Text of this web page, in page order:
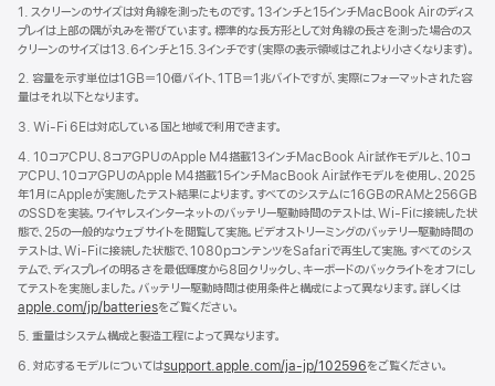
ン
ド
ウ
開
き
ま
1. スクリーンのサイズは対角線を測ったものです。13インチと15インチMacBook Airのディス
プレイは上部の隅が丸みを帯びています。標準的な長方形として対角線の長さを測った場合のス
クリーンのサイズは13.6インチと15.3インチです（実際の表示領域はこれより小さくなります）。
2. 容量を示す単位は1GB＝10億バイト、1TB＝1兆バイトですが、実際にフォーマットされた容
量はそれ以下となります。
3. Wi-Fi 6Eは対応している国と地域で利用できます。
4. 10コアCPU、8コアGPUのApple M4搭載13インチMacBook Air試作モデルと、10コ
アCPU、10コアGPUのApple M4搭載15インチMacBook Air試作モデルを使用し、2025
年1月にAppleが実施したテスト結果によります。すべてのシステムに16GBのRAMと256GB
のSSDを実装。ワイヤレスインターネットのバッテリー駆動時間のテストは、Wi-Fiに接続した状
態で、25の一般的なウェブサイトを閲覧して実施。ビデオストリーミングのバッテリー駆動時間の
テストは、Wi-Fiに接続した状態で、1080pコンテンツをSafariで再生して実施。すべてのシス
テムで、ディスプレイの明るさを最低輝度から8回クリックし、キーボードのバックライトをオフにし
てテストを実施しました。バッテリー駆動時間は使用条件と構成によって異なります。詳しくは
apple.com/jp/batteriesをご覧ください。
5. 重量はシステム構成と製造工程によって異なります。
6. 対応するモデルについてはsupport.apple.com/ja-jp/102596をご覧ください。